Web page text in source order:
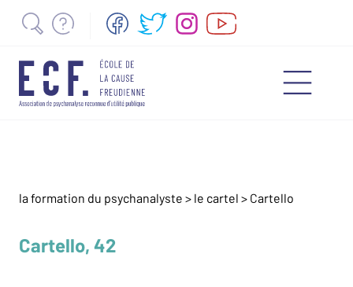
la formation du psychanalyste > le cartel > Cartello
Cartello, 42